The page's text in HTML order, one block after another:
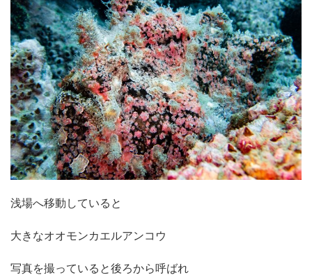
浅場へ移動していると
大きなオオモンカエルアンコウ
写真を撮っていると後ろから呼ばれ